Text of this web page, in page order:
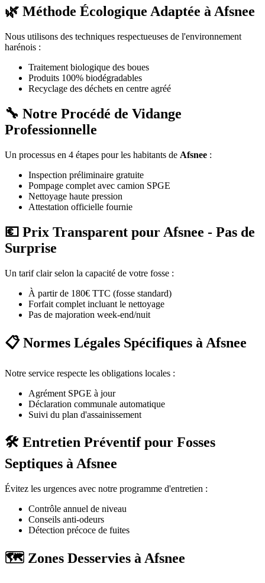
🌿 Méthode Écologique Adaptée à Afsnee
Nous utilisons des techniques respectueuses de l'environnement
harénois :
Traitement biologique des boues
Produits 100% biodégradables
Recyclage des déchets en centre agréé
🔧 Notre Procédé de Vidange
Professionnelle
Un processus en 4 étapes pour les habitants de Afsnee :
Inspection préliminaire gratuite
Pompage complet avec camion SPGE
Nettoyage haute pression
Attestation officielle fournie
💶 Prix Transparent pour Afsnee - Pas de
Surprise
Un tarif clair selon la capacité de votre fosse :
À partir de 180€ TTC (fosse standard)
Forfait complet incluant le nettoyage
Pas de majoration week-end/nuit
📋 Normes Légales Spécifiques à Afsnee
Notre service respecte les obligations locales :
Agrément SPGE à jour
Déclaration communale automatique
Suivi du plan d'assainissement
🛠️ Entretien Préventif pour Fosses
Septiques à Afsnee
Évitez les urgences avec notre programme d'entretien :
Contrôle annuel de niveau
Conseils anti-odeurs
Détection précoce de fuites
🗺️ Zones Desservies à Afsnee